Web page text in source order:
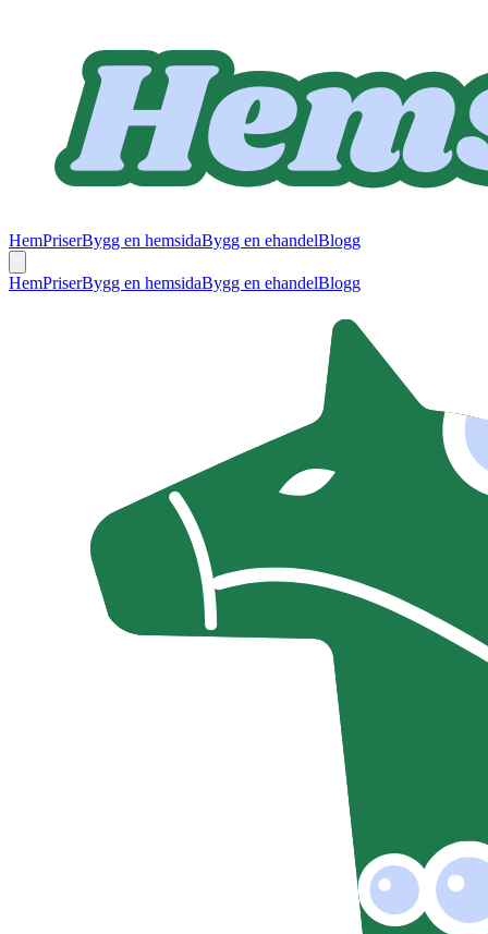
HemPriserBygg en hemsidaBygg en ehandelBlogg
HemPriserBygg en hemsidaBygg en ehandelBlogg